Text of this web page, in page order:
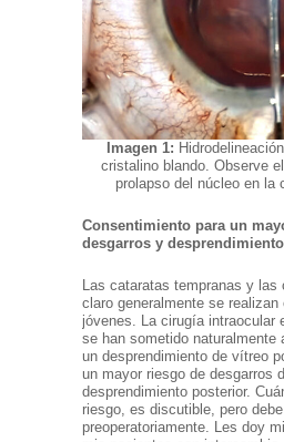
Imagen 1:
cristalino blando. Observe
prolapso del núcleo en la
Consentimiento para un
desgarros y
Las cataratas tempranas y
claro generalmente se
jóvenes. La cirugía intraocular
se han sometido naturalmente
un desprendimiento de vítreo
un mayor riesgo de desgarros
desprendimiento posterior.
riesgo, es discutible, pero
preoperatoriamente. Les doy